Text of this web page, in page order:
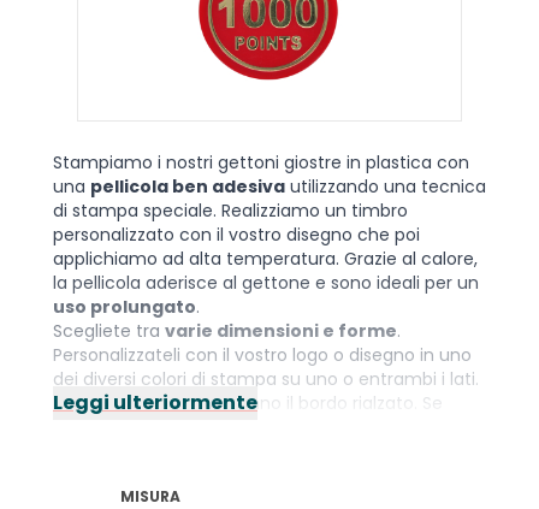
Stampiamo i nostri gettoni giostre in plastica con
una pellicola ben adesiva utilizzando una tecnica
di stampa speciale. Realizziamo un timbro
personalizzato con il vostro disegno che poi
applichiamo ad alta temperatura. Grazie al calore,
la pellicola aderisce al gettone e sono ideali per un
uso prolungato.
Scegliete tra varie dimensioni e forme.
Personalizzateli con il vostro logo o disegno in uno
dei diversi colori di stampa su uno o entrambi i lati.
I gettoni giostre non hanno il bordo rialzato. Se
Leggi ulteriormente
MISURA